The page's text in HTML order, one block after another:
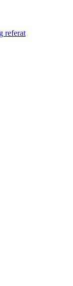
referat